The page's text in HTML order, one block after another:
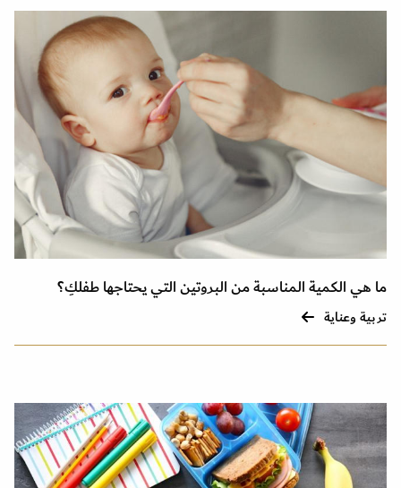
ما هي الكمية المناسبة من البروتين التي يحتاجها طفلكِ؟
تربية وعناية